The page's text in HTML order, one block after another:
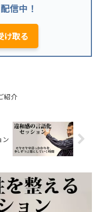
信中！
け取る
紹介
ン